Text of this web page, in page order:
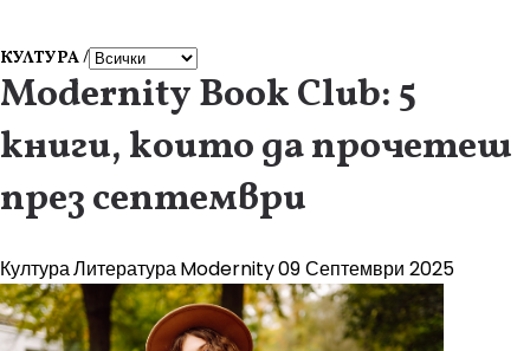
КУЛТУРА /
Modernity Book Club: 5
книги, които да прочетеш
през септември
КултураЛитератураModernity09 Септември 2025